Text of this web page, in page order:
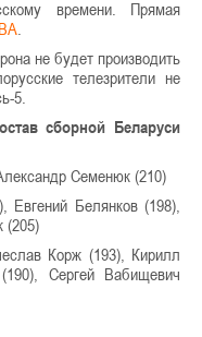
времени. Прямая
не будет производить
телезрители не
5.
сборной Беларуси
Семенюк (210)
Белянков (198),
(205)
Корж (193), Кирилл
Сергей Вабищевич